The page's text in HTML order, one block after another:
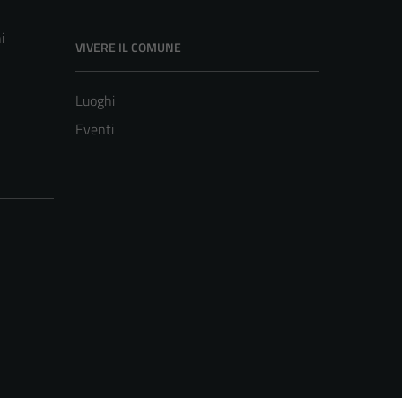
VIVERE IL COMUNE
Luoghi
Eventi